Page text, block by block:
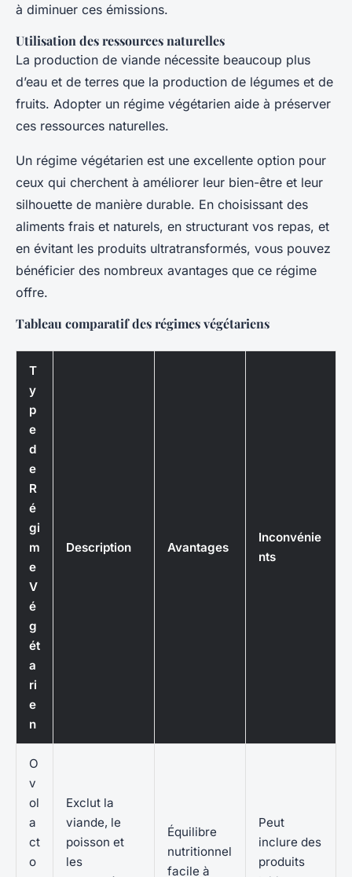
à diminuer ces émissions.
Utilisation des ressources naturelles
La production de viande nécessite beaucoup plus
d’eau et de terres que la production de légumes et de
fruits. Adopter un régime végétarien aide à préserver
ces ressources naturelles.
Un régime végétarien est une excellente option pour
ceux qui cherchent à améliorer leur bien-être et leur
silhouette de manière durable. En choisissant des
aliments frais et naturels, en structurant vos repas, et
en évitant les produits ultratransformés, vous pouvez
bénéficier des nombreux avantages que ce régime
offre.
Tableau comparatif des régimes végétariens
T
y
p
e
d
e
R
é
gi
m
e
V
é
g
ét
a
ri
e
n
Description Avantages
Inconvénie
nts
O
v
ol
a
ct
o
Exclut la
viande, le
poisson et
les
Équilibre
nutritionnel
facile à
Peut
inclure des
produits